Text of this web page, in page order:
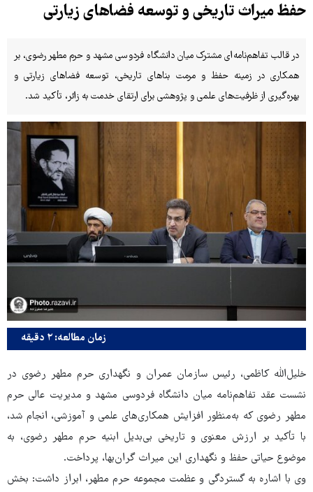
حفظ میراث تاریخی و توسعه فضاهای زیارتی
در قالب تفاهم‌نامه‌ای مشترک میان دانشگاه فردوسی مشهد و حرم مطهر رضوی، بر
همکاری در زمینه حفظ و مرمت بناهای تاریخی، توسعه فضاهای زیارتی و
بهره‌گیری از ظرفیت‌های علمی و پژوهشی برای ارتقای خدمت به زائر، تأکید شد.
زمان مطالعه: ۲ دقیقه
خلیل‌الله کاظمی، رئیس سازمان عمران و نگهداری حرم مطهر رضوی در
نشست عقد تفاهم‌نامه میان دانشگاه فردوسی مشهد و مدیریت عالی حرم
مطهر رضوی که به‌منظور افزایش همکاری‌های علمی و آموزشی، انجام شد،
با تأکید بر ارزش معنوی و تاریخی بی‌بدیل ابنیه حرم مطهر رضوی، به
موضوع حیاتی حفظ و نگهداری این میراث گران‌بها، پرداخت.
وی با اشاره به گستردگی و عظمت مجموعه حرم مطهر، ابراز داشت: بخش